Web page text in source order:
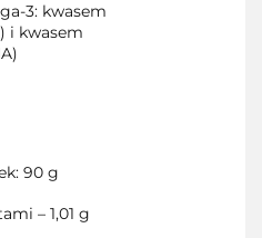
3: kwasem
i kwasem
90 g
– 1,01 g